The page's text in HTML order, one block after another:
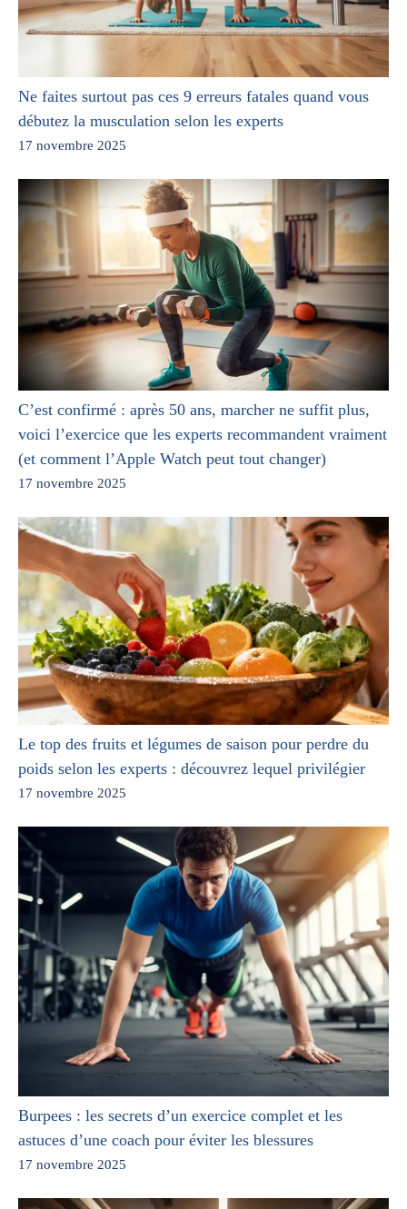
Ne faites surtout pas ces 9 erreurs fatales quand vous
débutez la musculation selon les experts
17 novembre 2025
C’est confirmé : après 50 ans, marcher ne suffit plus,
voici l’exercice que les experts recommandent vraiment
(et comment l’Apple Watch peut tout changer)
17 novembre 2025
Le top des fruits et légumes de saison pour perdre du
poids selon les experts : découvrez lequel privilégier
17 novembre 2025
Burpees : les secrets d’un exercice complet et les
astuces d’une coach pour éviter les blessures
17 novembre 2025